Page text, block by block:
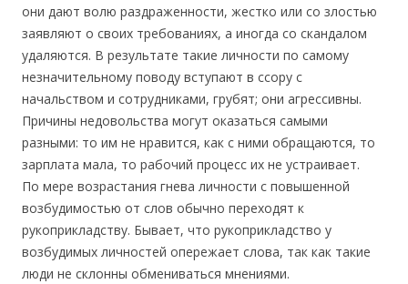
они дают волю раздраженности, жестко или со злостью
заявляют о своих требованиях, а иногда со скандалом
удаляются. В результате такие личности по самому
незначительному поводу вступают в ссору с
начальством и сотрудниками, грубят; они агрессивны.
Причины недовольства могут оказаться самыми
разными: то им не нравится, как с ними обращаются, то
зарплата мала, то рабочий процесс их не устраивает.
По мере возрастания гнева личности с повышенной
возбудимостью от слов обычно переходят к
рукоприкладству. Бывает, что рукоприкладство у
возбудимых личностей опережает слова, так как такие
люди не склонны обмениваться мнениями.